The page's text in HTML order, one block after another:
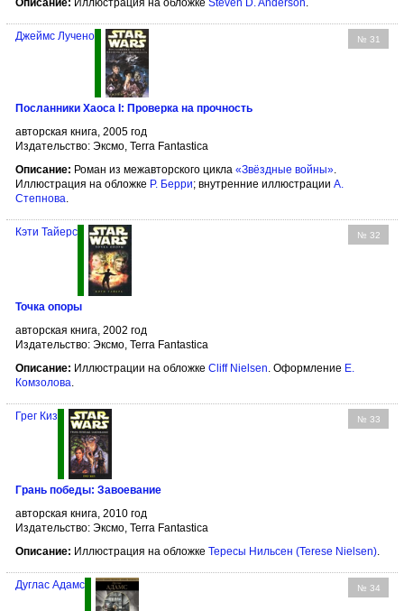
Описание: Иллюстрация на обложке Steven D. Anderson.
№ 31
Джеймс Лучено
Посланники Хаоса I: Проверка на прочность
авторская книга, 2005 год
Издательство: Эксмо, Terra Fantastica
Описание: Роман из межавторского цикла «Звёздные войны».
Иллюстрация на обложке Р. Берри; внутренние иллюстрации А.
Степнова.
№ 32
Кэти Тайерс
Точка опоры
авторская книга, 2002 год
Издательство: Эксмо, Terra Fantastica
Описание: Иллюстрации на обложке Cliff Nielsen. Оформление Е.
Комзолова.
№ 33
Грег Киз
Грань победы: Завоевание
авторская книга, 2010 год
Издательство: Эксмо, Terra Fantastica
Описание: Иллюстрация на обложке Тересы Нильсен (Terese Nielsen)
№ 34
Дуглас Адамс